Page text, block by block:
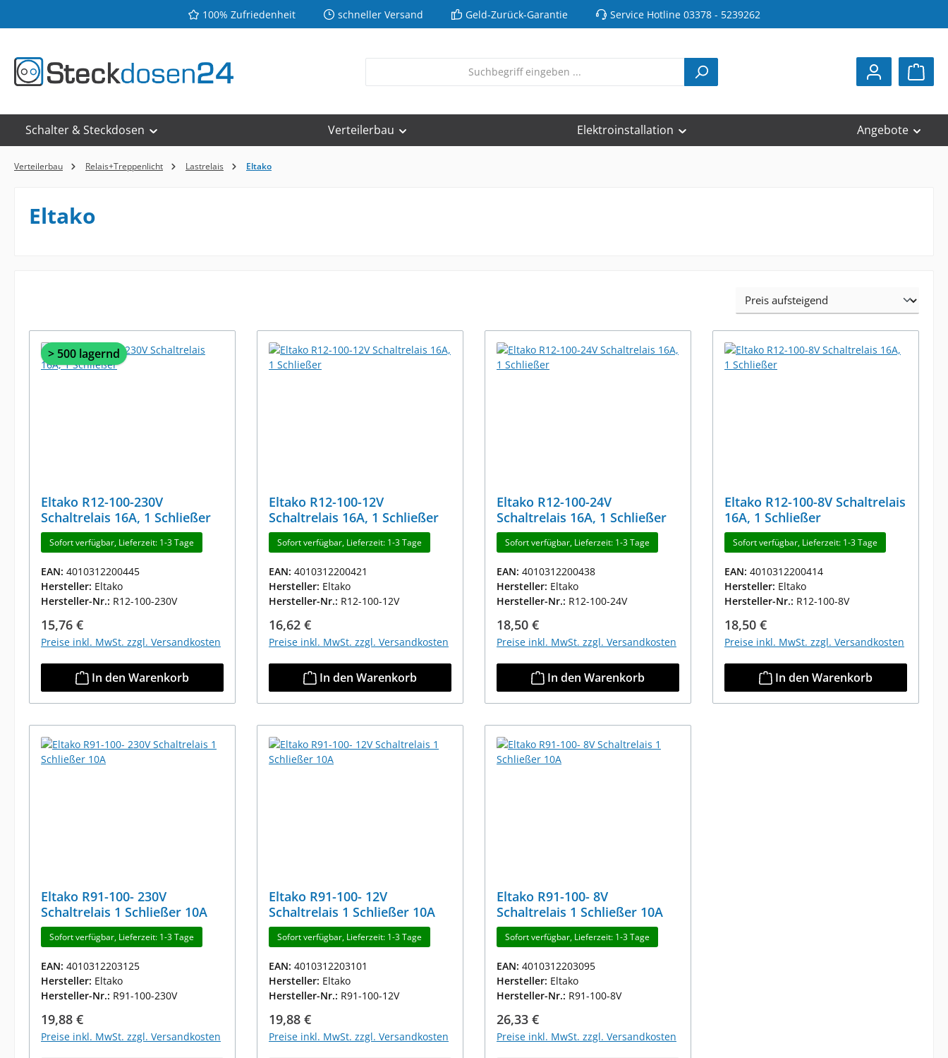
100% Zufriedenheit schneller Versand Geld-Zurück-Garantie Service Hotline 03378 - 5239262
Schalter & Steckdosen Verteilerbau Elektroinstallation Angebote
Verteilerbau Relais+Treppenlicht Lastrelais Eltako
Eltako
> 500 lagernd
Eltako R12-100-230V
Schaltrelais 16A, 1 Schließer
Sofort verfügbar, Lieferzeit: 1-3 Tage
EAN: 4010312200445
Hersteller: Eltako
Hersteller-Nr.: R12-100-230V
Regulärer Preis:
15,76 €
Preise inkl. MwSt. zzgl. Versandkosten
In den Warenkorb
Eltako R12-100-12V
Schaltrelais 16A, 1 Schließer
Sofort verfügbar, Lieferzeit: 1-3 Tage
EAN: 4010312200421
Hersteller: Eltako
Hersteller-Nr.: R12-100-12V
Regulärer Preis:
16,62 €
Preise inkl. MwSt. zzgl. Versandkosten
In den Warenkorb
Eltako R12-100-24V
Schaltrelais 16A, 1 Schließer
Sofort verfügbar, Lieferzeit: 1-3 Tage
EAN: 4010312200438
Hersteller: Eltako
Hersteller-Nr.: R12-100-24V
Regulärer Preis:
18,50 €
Preise inkl. MwSt. zzgl. Versandkosten
In den Warenkorb
Eltako R12-100-8V Schaltrelais
16A, 1 Schließer
Sofort verfügbar, Lieferzeit: 1-3 Tage
EAN: 4010312200414
Hersteller: Eltako
Hersteller-Nr.: R12-100-8V
Regulärer Preis:
18,50 €
Preise inkl. MwSt. zzgl. Versandkosten
In den Warenkorb
Eltako R91-100- 230V
Schaltrelais 1 Schließer 10A
Sofort verfügbar, Lieferzeit: 1-3 Tage
EAN: 4010312203125
Hersteller: Eltako
Hersteller-Nr.: R91-100-230V
Regulärer Preis:
19,88 €
Preise inkl. MwSt. zzgl. Versandkosten
Eltako R91-100- 12V
Schaltrelais 1 Schließer 10A
Sofort verfügbar, Lieferzeit: 1-3 Tage
EAN: 4010312203101
Hersteller: Eltako
Hersteller-Nr.: R91-100-12V
Regulärer Preis:
19,88 €
Preise inkl. MwSt. zzgl. Versandkosten
Eltako R91-100- 8V
Schaltrelais 1 Schließer 10A
Sofort verfügbar, Lieferzeit: 1-3 Tage
EAN: 4010312203095
Hersteller: Eltako
Hersteller-Nr.: R91-100-8V
Regulärer Preis:
26,33 €
Preise inkl. MwSt. zzgl. Versandkosten